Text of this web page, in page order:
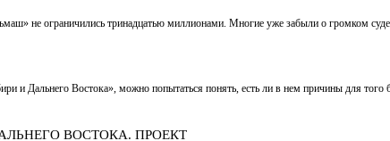
не ограничились тринадцатью миллионами. Многие уже забыли о громком
и Дальнего Востока», можно попытаться понять, есть ли в нем причины для того
ВОСТОКА. ПРОЕКТ